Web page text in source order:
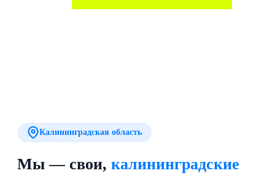
Калининградская область
Мы — свои, калининградские